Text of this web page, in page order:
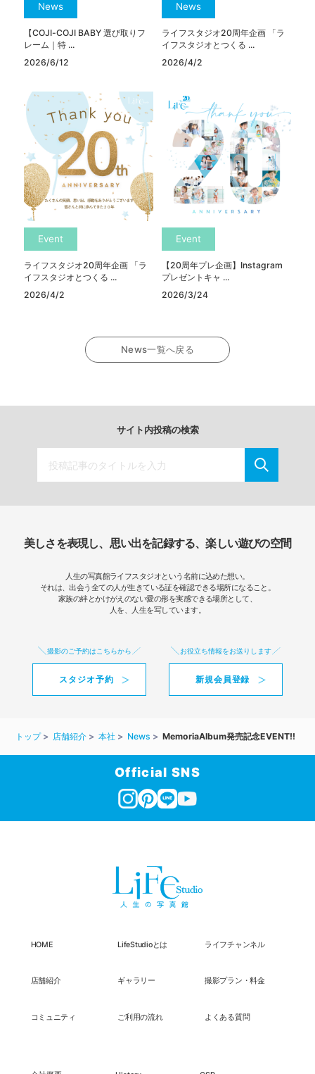
News
【COJI-COJI BABY 選び取りフ
レーム｜特 ...
2026/6/12
News
ライフスタジオ20周年企画 「ラ
イフスタジオとつくる ...
2026/4/2
Event
ライフスタジオ20周年企画 「ラ
イフスタジオとつくる ...
2026/4/2
Event
【20周年プレ企画】Instagram
プレゼントキャ ...
2026/3/24
News一覧へ戻る
サイト内投稿の検索
美しさを表現し、思い出を記録する、楽しい遊びの空間
人生の写真館ライフスタジオという名前に込めた想い。
それは、出会う全ての人が生きている証を確認できる場所になること。
家族の絆とかけがえのない愛の形を実感できる場所として、
人を、人生を写しています。
撮影のご予約はこちらから
スタジオ予約
お役立ち情報をお送りします
新規会員登録
トップ 店舗紹介 本社 News MemoriaAlbum発売記念EVENT!!
Official SNS
HOME LifeStudioとは ライフチャンネル
店舗紹介 ギャラリー 撮影プラン・料金
コミュニティ ご利用の流れ よくある質問